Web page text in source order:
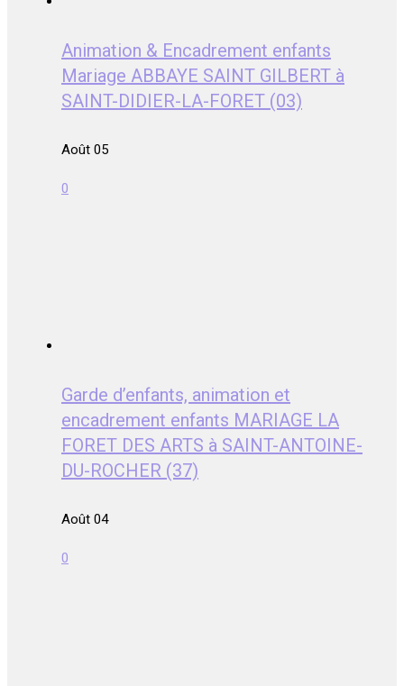
Animation & Encadrement enfants
Mariage ABBAYE SAINT GILBERT à
SAINT-DIDIER-LA-FORET (03)
Août 05
0
Garde d’enfants, animation et
encadrement enfants MARIAGE LA
FORET DES ARTS à SAINT-ANTOINE-
DU-ROCHER (37)
Août 04
0